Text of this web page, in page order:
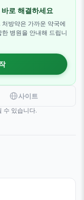
로 해결하세요
방약은 가까운 약국에
병원을 안내해 드립니
사이트
수 있습니다.